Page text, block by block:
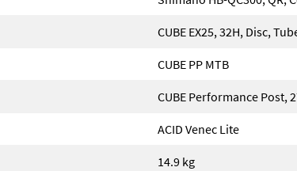
CUBE EX25, 32H, Disc,
CUBE PP MTB
CUBE Performance Post,
ACID Venec Lite
14.9 kg